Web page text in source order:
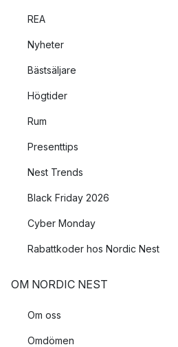
REA
Nyheter
Bästsäljare
Högtider
Rum
Presenttips
Nest Trends
Black Friday 2026
Cyber Monday
Rabattkoder hos Nordic Nest
OM NORDIC NEST
Om oss
Omdömen